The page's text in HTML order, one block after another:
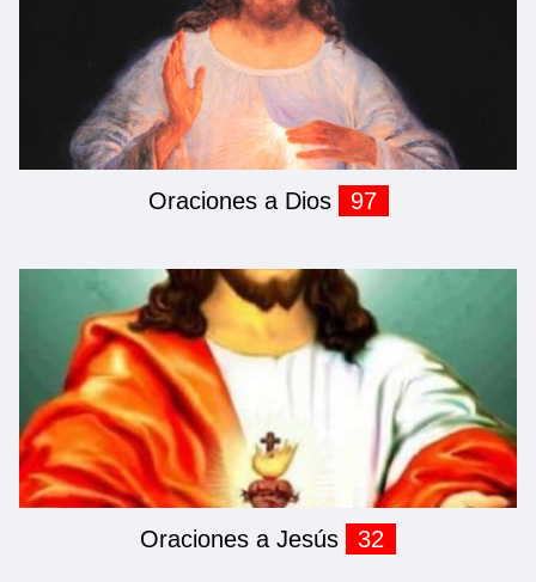
Oraciones a Dios 97
Oraciones a Jesús 32